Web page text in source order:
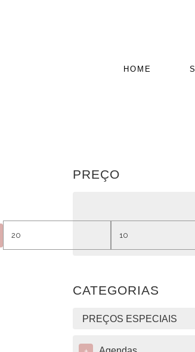
HOME
PREÇO
CATEGORIAS
PREÇOS ESPECIAIS